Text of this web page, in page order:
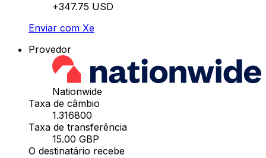
+347.75 USD
Enviar com Xe
Provedor
Nationwide
Taxa de câmbio
1.316800
Taxa de transferência
15.00 GBP
O destinatário recebe